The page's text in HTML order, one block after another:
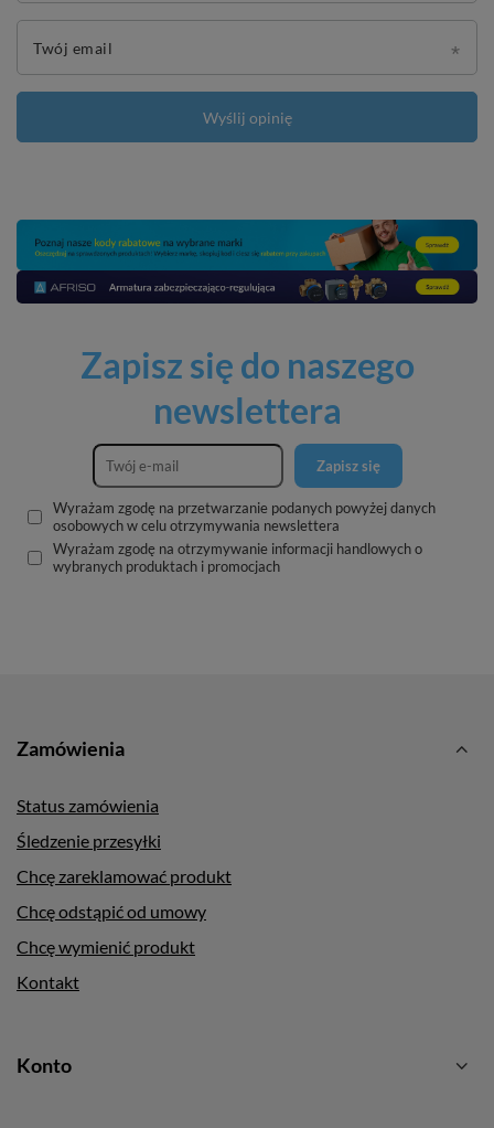
Twój email
Wyślij opinię
Zapisz się do naszego
newslettera
Zapisz się
Wyrażam zgodę na przetwarzanie podanych powyżej danych
osobowych w celu otrzymywania newslettera
Wyrażam zgodę na otrzymywanie informacji handlowych o
wybranych produktach i promocjach
Zamówienia
Status zamówienia
Śledzenie przesyłki
Chcę zareklamować produkt
Chcę odstąpić od umowy
Chcę wymienić produkt
Kontakt
Konto